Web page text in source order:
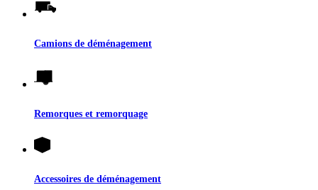
Camions de déménagement
Remorques et remorquage
Accessoires de déménagement